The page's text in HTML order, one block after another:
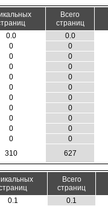
Всего
страниц
0.0 0.0
0 0
0 0
0 0
0 0
0 0
0 0
0 0
0 0
0 0
0 0
310 627
Всего
страниц
0.1 0.1